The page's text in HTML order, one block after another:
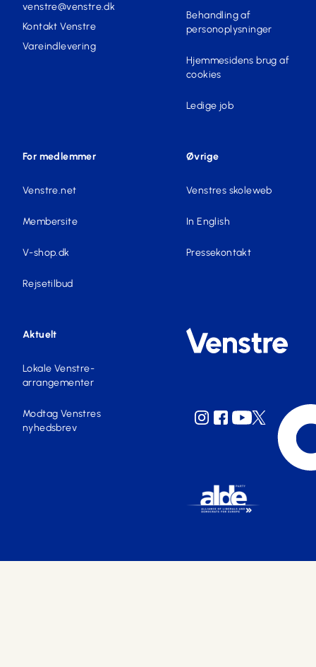
venstre@venstre.dk
Kontakt Venstre
Vareindlevering
Behandling af
personoplysninger
Hjemmesidens brug af
cookies
Ledige job
For medlemmer
Venstre.net
Membersite
V-shop.dk
Rejsetilbud
Øvrige
Venstres skoleweb
In English
Pressekontakt
Aktuelt
Lokale Venstre-
arrangementer
Modtag Venstres
nyhedsbrev